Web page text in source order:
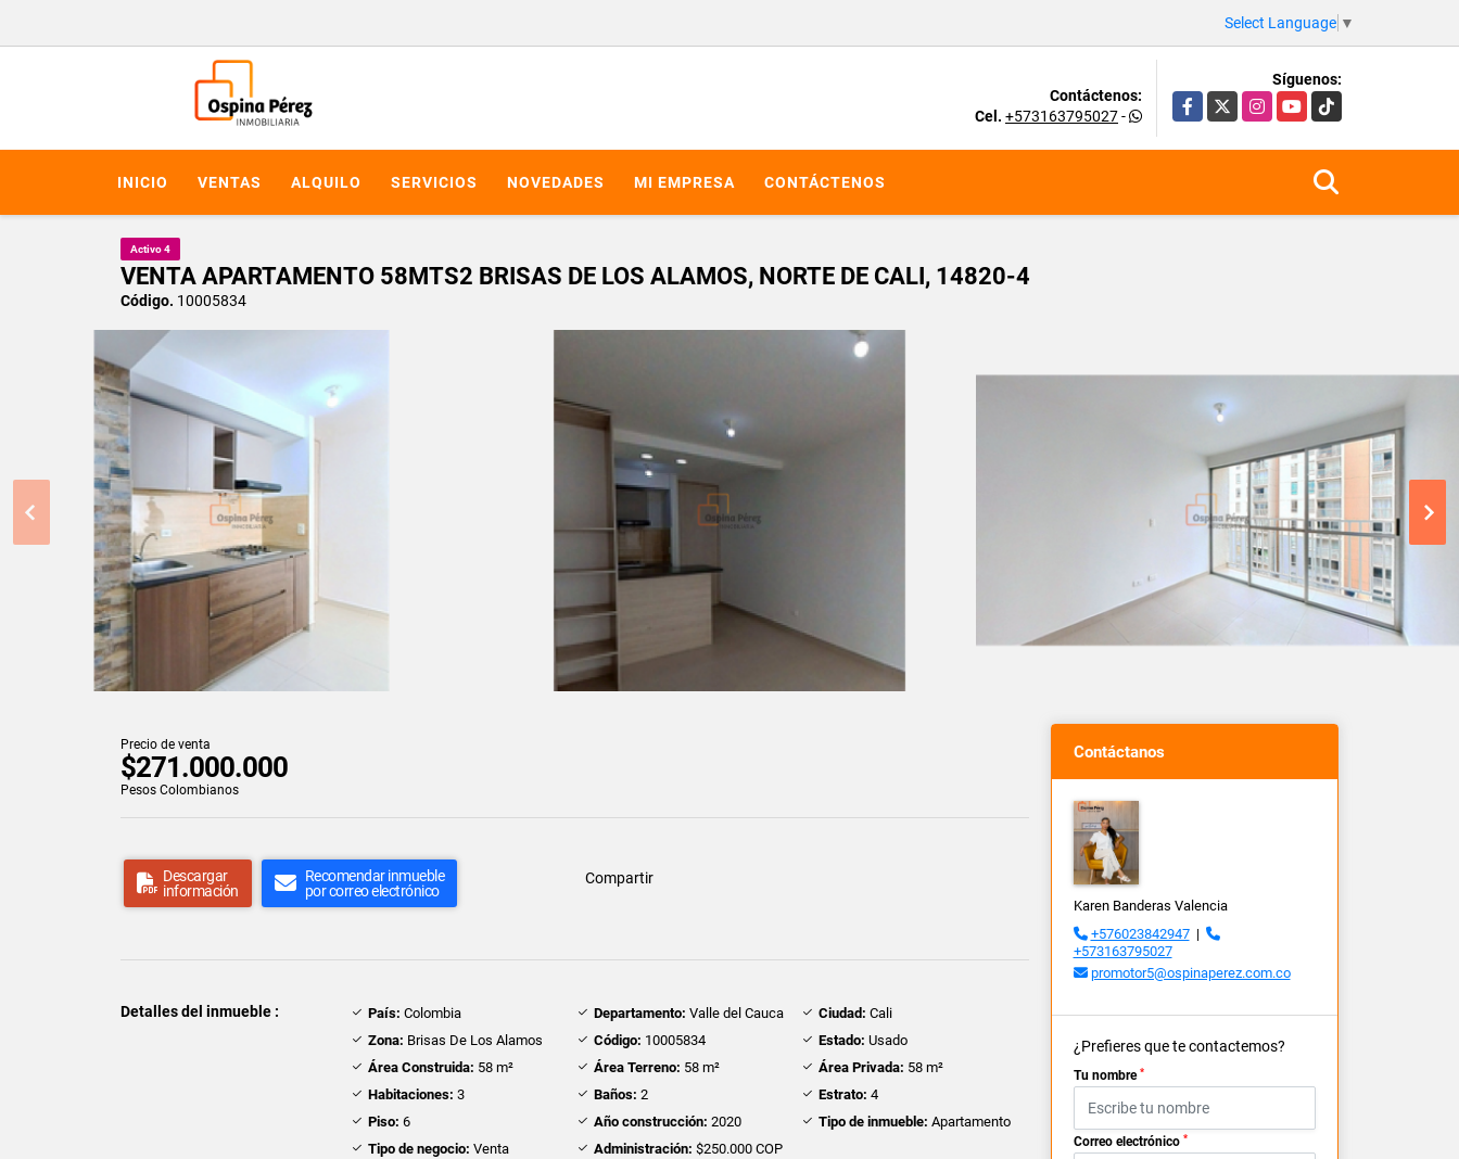
Select Language ▼
Contáctenos:
Cel. +573163795027-
Síguenos:
Facebook
X InstagramYouTubeTikTok
INICIO VENTAS ALQUILO SERVICIOS NOVEDADES MI EMPRESA CONTÁCTENOS
Activo 4
VENTA APARTAMENTO 58MTS2 BRISAS DE LOS ALAMOS, NORTE DE CALI, 14820-4
Código. 10005834
Precio de venta
$271.000.000
Pesos Colombianos
Descargar
información
Recomendar inmueble
por correo electrónico
Compartir
Detalles del inmueble : País: Colombia Departamento: Valle del Cauca Ciudad: Cali
Zona: Brisas De Los Alamos Código: 10005834 Estado: Usado
Área Construida: 58 m² Área Terreno: 58 m² Área Privada: 58 m²
Habitaciones: 3 Baños: 2 Estrato: 4
Piso: 6 Año construcción: 2020 Tipo de inmueble: Apartamento
Tipo de negocio: Venta Administración: $250.000 COP
Contáctanos
Karen Banderas Valencia
+576023842947|
+573163795027
promotor5@ospinaperez.com.co
¿Prefieres que te contactemos?
Tu nombre *
Correo electrónico *